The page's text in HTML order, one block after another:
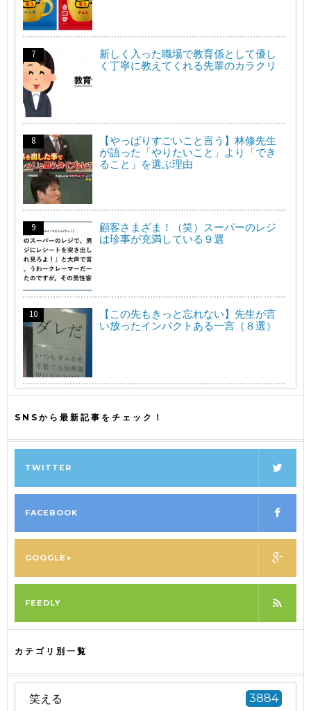
新しく入った職場で教育係として優し
く丁寧に教えてくれる先輩のカラクリ
【やっぱりすごいこと言う】林修先生
が語った「やりたいこと」より「でき
ること」を選ぶ理由
顧客さまざま！（笑）スーパーのレジ
は珍事が充満している９選
【この先もきっと忘れない】先生が言
い放ったインパクトある一言（８選）
SNSから最新記事をチェック！
TWITTER
FACEBOOK
GOOGLE+
FEEDLY
カテゴリ別一覧
笑える 3884